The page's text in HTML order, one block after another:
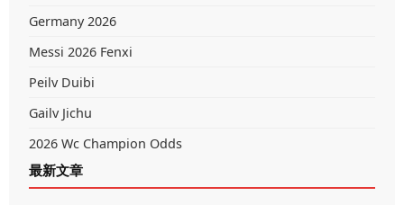
Germany 2026
Messi 2026 Fenxi
Peilv Duibi
Gailv Jichu
2026 Wc Champion Odds
最新文章